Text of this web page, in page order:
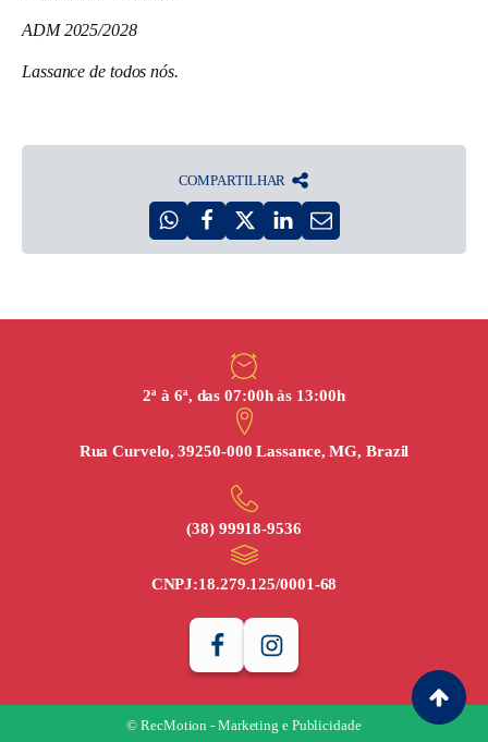
ADM 2025/2028
Lassance de todos nós.
COMPARTILHAR
2ª à 6ª, das 07:00h às 13:00h
Rua Curvelo, 39250-000 Lassance, MG, Brazil
(38) 99918‑9536
CNPJ:18.279.125/0001-68
© RecMotion - Marketing e Publicidade